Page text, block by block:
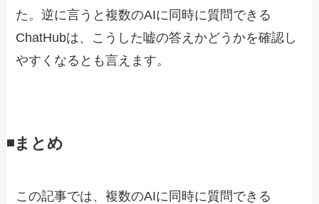
た。逆に言うと複数のAIに同時に質問できる
ChatHubは、こうした嘘の答えかどうかを確認し
やすくなるとも言えます。
◾️まとめ
この記事では、複数のAIに同時に質問できる